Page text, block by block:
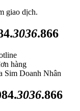
giao dịch.
3036.866
hàng
Sim Doanh Nhân
3036.866